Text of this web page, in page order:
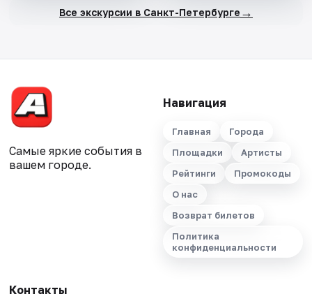
Все экскурсии в Санкт-Петербурге →
Самые яркие события в
вашем городе.
Навигация
Главная
Города
Площадки
Артисты
Рейтинги
Промокоды
О нас
Возврат билетов
Политика
конфиденциальности
Контакты